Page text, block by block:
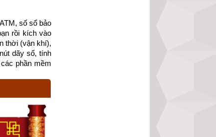
4” của nhà
số sổ bảo
rồi kích vào
thời (vận khí),
dãy số, tính
phần mềm